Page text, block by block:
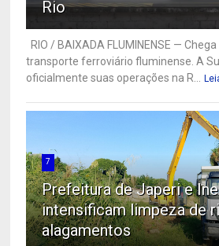
Rio
RIO / BAIXADA FLUMINENSE —
transporte ferroviário fluminense. A
oficialmente suas operações na R...
7
Prefeitura de Japeri e
intensificam limpeza de
alagamentos